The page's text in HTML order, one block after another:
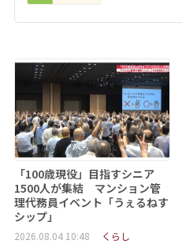
「100歳現役」目指すシニア
1500人が集結 マンション管
理代務員イベント「うぇるねす
シップ」
2026.08.04 10:48 くらし